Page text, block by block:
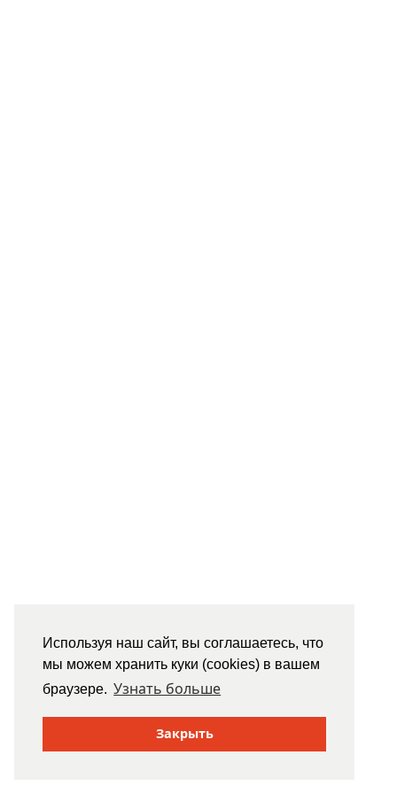
Используя наш сайт, вы соглашаетесь, что
мы можем хранить куки (cookies) в вашем
браузере. Узнать больше
Закрыть